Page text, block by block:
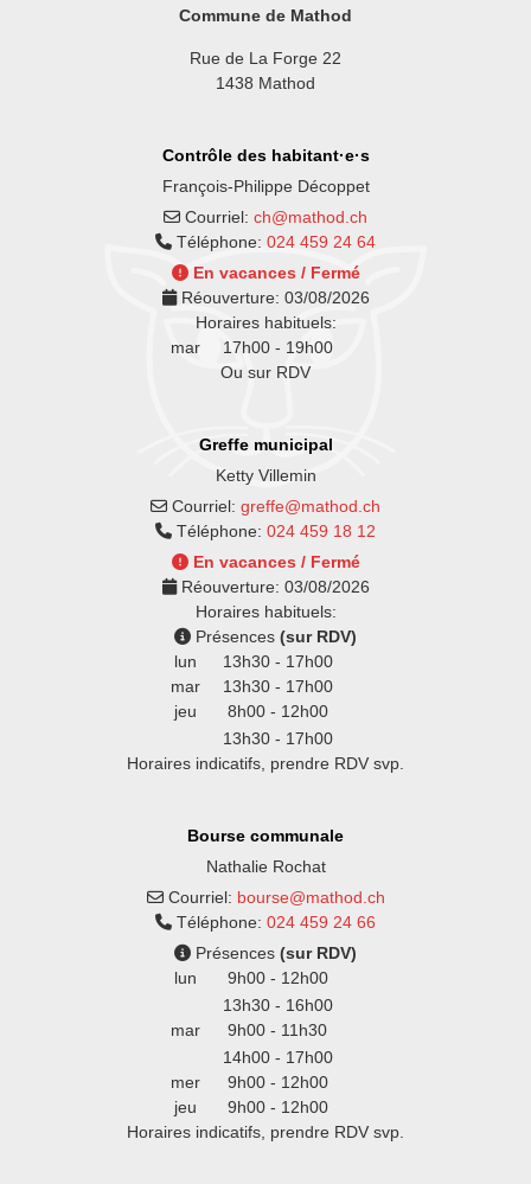
Commune de Mathod
Rue de La Forge 22
1438 Mathod
Contrôle des habitant·e·s
François-Philippe Décoppet
Courriel: ch@mathod.ch
Téléphone:024 459 24 64
En vacances / Fermé
Réouverture: 03/08/2026
Horaires habituels:
mar
17h00 - 19h00
Ou sur RDV
Greffe municipal
Ketty Villemin
Courriel: greffe@mathod.ch
Téléphone:024 459 18 12
En vacances / Fermé
Réouverture: 03/08/2026
Horaires habituels:
Présences (sur RDV)
lun
13h30 - 17h00
mar
13h30 - 17h00
jeu
8h00 - 12h00
13h30 - 17h00
Horaires indicatifs, prendre RDV svp.
Bourse communale
Nathalie Rochat
Courriel: bourse@mathod.ch
Téléphone:024 459 24 66
Présences (sur RDV)
lun
9h00 - 12h00
13h30 - 16h00
mar
9h00 - 11h30
14h00 - 17h00
mer
9h00 - 12h00
jeu
9h00 - 12h00
Horaires indicatifs, prendre RDV svp.